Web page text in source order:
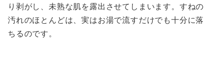
り剥がし、未熟な肌を露出させてしまいます。すねの
汚れのほとんどは、実はお湯で流すだけでも十分に落
ちるのです。